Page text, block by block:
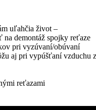
uľahčia život –
na demontáž spojky reťaze
pri vyzúvaní/obúvaní
aj pri vypúšťaní vzduchu z
reťazami